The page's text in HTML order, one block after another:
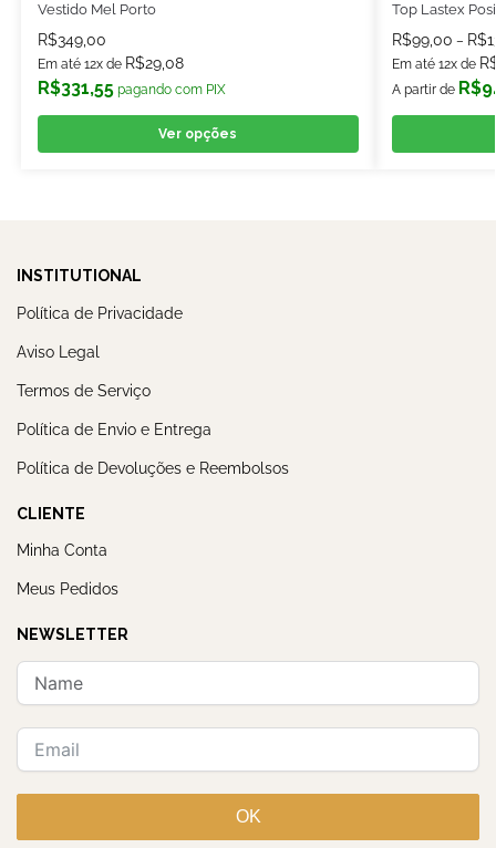
Vestido Mel Porto
R$349,00
Em até 12x de R$29,08
R$331,55 pagando com PIX
Ver opções
Top Lastex
R$99,00 – R$
Em até 12x de
A partir de R$
INSTITUTIONAL
Política de Privacidade
Aviso Legal
Termos de Serviço
Política de Envio e Entrega
Política de Devoluções e Reembolsos
CLIENTE
Minha Conta
Meus Pedidos
NEWSLETTER
OK